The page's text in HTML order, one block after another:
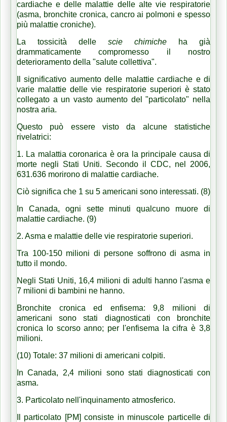
cardiache e delle malattie delle alte vie respiratorie
(asma, bronchite cronica, cancro ai polmoni e spesso
più malattie croniche).
La tossicità delle scie chimiche ha già
drammaticamente compromesso il nostro
deterioramento della "salute collettiva".
Il significativo aumento delle malattie cardiache e di
varie malattie delle vie respiratorie superiori è stato
collegato a un vasto aumento del "particolato" nella
nostra aria.
Questo può essere visto da alcune statistiche
rivelatrici:
1. La malattia coronarica è ora la principale causa di
morte negli Stati Uniti. Secondo il CDC, nel 2006,
631.636 morirono di malattie cardiache.
Ciò significa che 1 su 5 americani sono interessati. (8)
In Canada, ogni sette minuti qualcuno muore di
malattie cardiache. (9)
2. Asma e malattie delle vie respiratorie superiori.
Tra 100-150 milioni di persone soffrono di asma in
tutto il mondo.
Negli Stati Uniti, 16,4 milioni di adulti hanno l'asma e
7 milioni di bambini ne hanno.
Bronchite cronica ed enfisema: 9,8 milioni di
americani sono stati diagnosticati con bronchite
cronica lo scorso anno; per l'enfisema la cifra è 3,8
milioni.
(10) Totale: 37 milioni di americani colpiti.
In Canada, 2,4 milioni sono stati diagnosticati con
asma.
3. Particolato nell'inquinamento atmosferico.
Il particolato [PM] consiste in minuscole particelle di